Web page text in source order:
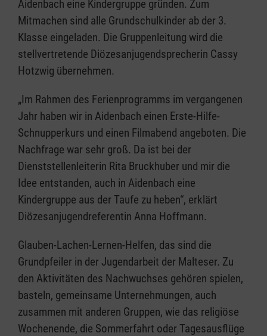
Aidenbach eine Kindergruppe gründen. Zum
Mitmachen sind alle Grundschulkinder ab der 3.
Klasse eingeladen. Die Gruppenleitung wird die
stellvertretende Diözesanjugendsprecherin Cassy
Hotzwig übernehmen.
„Im Rahmen des Ferienprogramms im vergangenen
Jahr haben wir in Aidenbach einen Erste-Hilfe-
Schnupperkurs und einen Filmabend angeboten. Die
Nachfrage war sehr groß. Da ist bei der
Dienststellenleiterin Rita Bruckhuber und mir die
Idee entstanden, auch in Aidenbach eine
Kindergruppe aus der Taufe zu heben“, erklärt
Diözesanjugendreferentin Anna Hoffmann.
Glauben-Lachen-Lernen-Helfen, das sind die
Grundpfeiler in der Jugendarbeit der Malteser. Zu
den Aktivitäten des Nachwuchses gehören spielen,
basteln, gemeinsame Unternehmungen, auch
zusammen mit anderen Gruppen, wie das religiöse
Wochenende, die Sommerfahrt oder Tagesausflüge